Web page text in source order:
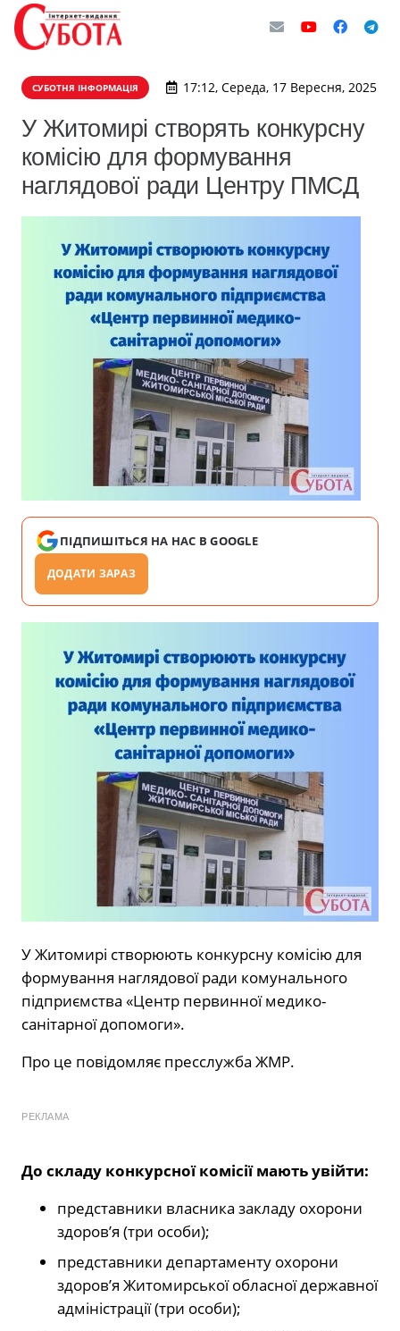
СУБОТНЯ ІНФОРМАЦІЯ 17:12, Середа, 17 Вересня, 2025
У Житомирі створять конкурсну
комісію для формування
наглядової ради Центру ПМСД
ПІДПИШІТЬСЯ НА НАС В GOOGLE
ДОДАТИ ЗАРАЗ
У Житомирі створюють конкурсну комісію для
формування наглядової ради комунального
підприємства «Центр первинної медико-
санітарної допомоги».
Про це повідомляє пресслужба ЖМР.
РЕКЛАМА
До складу конкурсної комісії мають увійти:
представники власника закладу охорони
здоров’я (три особи);
представники департаменту охорони
здоров’я Житомирської обласної державної
адміністрації (три особи);